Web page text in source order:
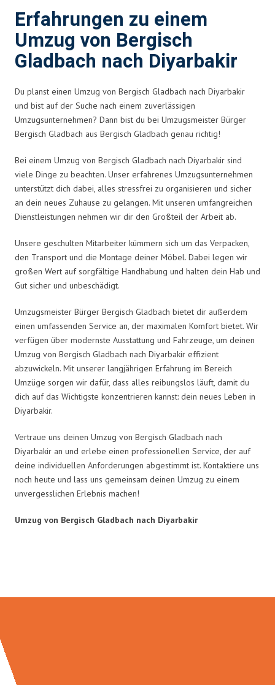
Erfahrungen zu einem
Umzug von Bergisch
Gladbach nach Diyarbakir
Du planst einen Umzug von Bergisch Gladbach nach Diyarbakir
und bist auf der Suche nach einem zuverlässigen
Umzugsunternehmen? Dann bist du bei Umzugsmeister Bürger
Bergisch Gladbach aus Bergisch Gladbach genau richtig!
Bei einem Umzug von Bergisch Gladbach nach Diyarbakir sind
viele Dinge zu beachten. Unser erfahrenes Umzugsunternehmen
unterstützt dich dabei, alles stressfrei zu organisieren und sicher
an dein neues Zuhause zu gelangen. Mit unseren umfangreichen
Dienstleistungen nehmen wir dir den Großteil der Arbeit ab.
Unsere geschulten Mitarbeiter kümmern sich um das Verpacken,
den Transport und die Montage deiner Möbel. Dabei legen wir
großen Wert auf sorgfältige Handhabung und halten dein Hab und
Gut sicher und unbeschädigt.
Umzugsmeister Bürger Bergisch Gladbach bietet dir außerdem
einen umfassenden Service an, der maximalen Komfort bietet. Wir
verfügen über modernste Ausstattung und Fahrzeuge, um deinen
Umzug von Bergisch Gladbach nach Diyarbakir effizient
abzuwickeln. Mit unserer langjährigen Erfahrung im Bereich
Umzüge sorgen wir dafür, dass alles reibungslos läuft, damit du
dich auf das Wichtigste konzentrieren kannst: dein neues Leben in
Diyarbakir.
Vertraue uns deinen Umzug von Bergisch Gladbach nach
Diyarbakir an und erlebe einen professionellen Service, der auf
deine individuellen Anforderungen abgestimmt ist. Kontaktiere uns
noch heute und lass uns gemeinsam deinen Umzug zu einem
unvergesslichen Erlebnis machen!
Umzug von Bergisch Gladbach nach Diyarbakir